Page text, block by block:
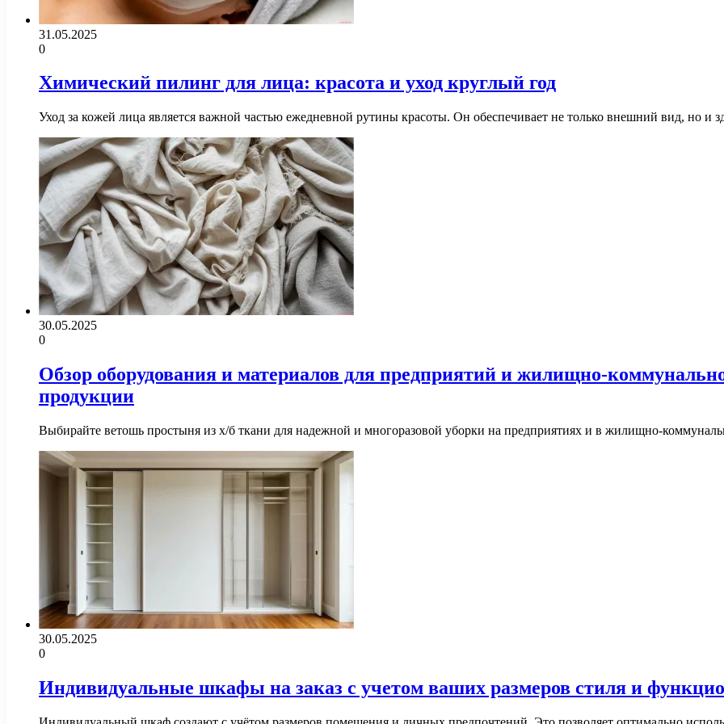
31.05.2025
0
Химический пилинг для лица: красота и уход круглый год
Уход за кожей лица является важной частью ежедневной рутины красоты. Он обеспечивает не только внешний вид, но и
30.05.2025
0
Обзор оборудования и материалов для предприятий и жилищно-
продукции
Выбирайте ветошь простыня из х/б ткани для надежной и многоразовой уборки на предприятиях и в жилищно-
30.05.2025
0
Индивидуальные шкафы на заказ с учетом ваших размеров стиля и